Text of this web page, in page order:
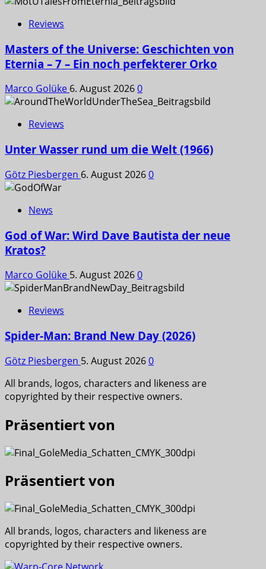
Reviews
Masters of the Universe: Geschichten von
Eternia – 7 – Ein noch perfekterer Orko
Marco Golüke 6. August 20260
Reviews
Unter Wasser rund um die Welt (1966)
Götz Piesbergen 6. August 20260
News
God of War: Wird Dave Bautista der neue
Kratos?
Marco Golüke 5. August 20260
Reviews
Spider-Man: Brand New Day (2026)
Götz Piesbergen 5. August 20260
All brands, logos, characters and likeness are
copyrighted by their respective owners.
Präsentiert von
Präsentiert von
All brands, logos, characters and likeness are
copyrighted by their respective owners.